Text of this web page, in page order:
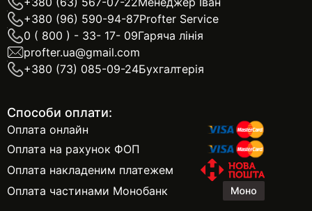
+380 (96) 590-94-87Profter Service
0 ( 800 ) - 33- 17- 09Гаряча лінія
profter.ua@gmail.com
+380 (73) 085-09-24Бухгалтерія
Способи оплати:
Оплата онлайн
Оплата на рахунок ФОП
Оплата накладеним платежем
Оплата частинами Монобанк